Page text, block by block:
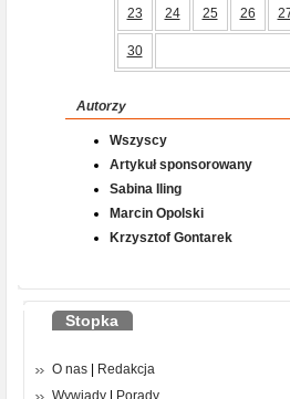
23 24 25 26
30
Autorzy
Wszyscy
Artykuł sponsorowany
Sabina Iling
Marcin Opolski
Krzysztof Gontarek
Stopka
O nas
Redakcja
Wywiady
Porady